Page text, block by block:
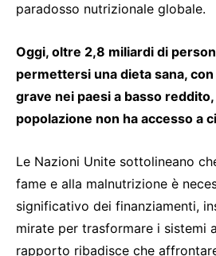
paradosso nutrizionale globale.
Oggi, oltre 2,8 miliardi di
permettersi una dieta sana,
grave nei paesi a basso
popolazione non ha accesso a
Le Nazioni Unite sottolineano
fame e alla malnutrizione è
significativo dei finanziamenti,
mirate per trasformare i sistemi
rapporto ribadisce che